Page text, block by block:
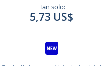
Tan solo:
5,73 US$